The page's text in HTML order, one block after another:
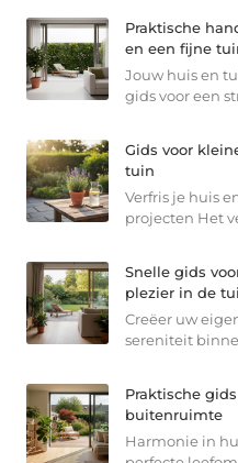
Praktische
en een fijne
Jouw huis en
gids voor een
Gids voor
tuin
Verfris je huis
projecten Het
Snelle gids
plezier in de
Creëer uw
sereniteit
Praktische
buitenruimte
Harmonie in